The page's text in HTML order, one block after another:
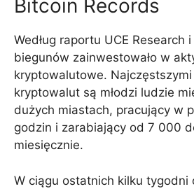
Bitcoin Records
Według raportu UCE Research
biegunów zainwestowało w
kryptowalutowe.
kryptowalut są młodzi ludzie
dużych miastach, pracujący w
godzin i zarabiający od 7 000
miesięcznie.
W ciągu ostatnich kilku tygodni